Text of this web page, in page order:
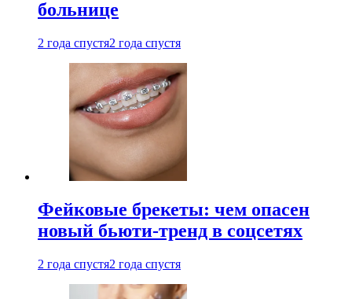
больнице
2 года спустя2 года спустя
Фейковые брекеты: чем опасен
новый бьюти-тренд в соцсетях
2 года спустя2 года спустя